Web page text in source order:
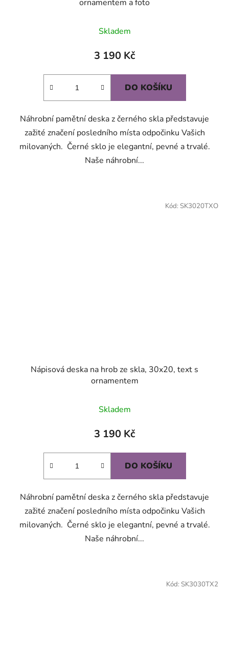
ornamentem a foto
hodnocení
produktu
5,0
hvězdiček.
Skladem
3 190 Kč
DO KOŠÍKU
Náhrobní pamětní deska z černého skla představuje
zažité značení posledního místa odpočinku Vašich
milovaných. Černé sklo je elegantní, pevné a trvalé.
Naše náhrobní...
Nápisová deska na hrob ze skla, 30x20, text s
ornamentem
Skladem
3 190 Kč
DO KOŠÍKU
Náhrobní pamětní deska z černého skla představuje
zažité značení posledního místa odpočinku Vašich
milovaných. Černé sklo je elegantní, pevné a trvalé.
Naše náhrobní...
Kód: SK3020TXO
Kód: SK3030TX2